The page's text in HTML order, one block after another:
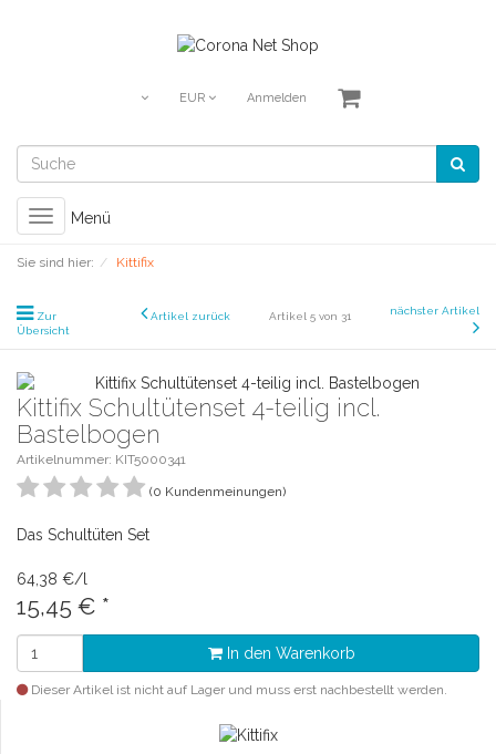
EUR Anmelden
Toggle
navigation
Menü
Sie sind hier: Kittifix
Zur
Übersicht
Artikel zurück Artikel 5 von 31 nächster Artikel
Kittifix Schultütenset 4-teilig incl.
Bastelbogen
Artikelnummer: KIT5000341
(0 Kundenmeinungen)
Das Schultüten Set
64,38 €/l
15,45 € *
In den Warenkorb
Dieser Artikel ist nicht auf Lager und muss erst nachbestellt werden.